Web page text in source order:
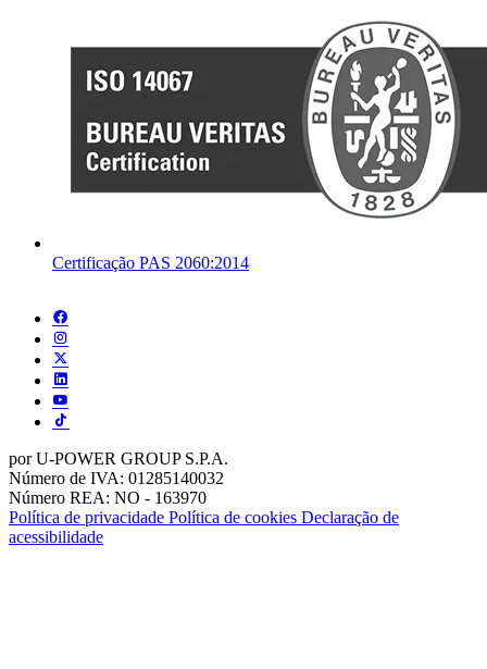
Certificação PAS 2060:2014
Política de privacidade Política de cookies Declaração de
acessibilidade
por U-POWER GROUP S.P.A.
Número de IVA: 01285140032
Número REA: NO - 163970